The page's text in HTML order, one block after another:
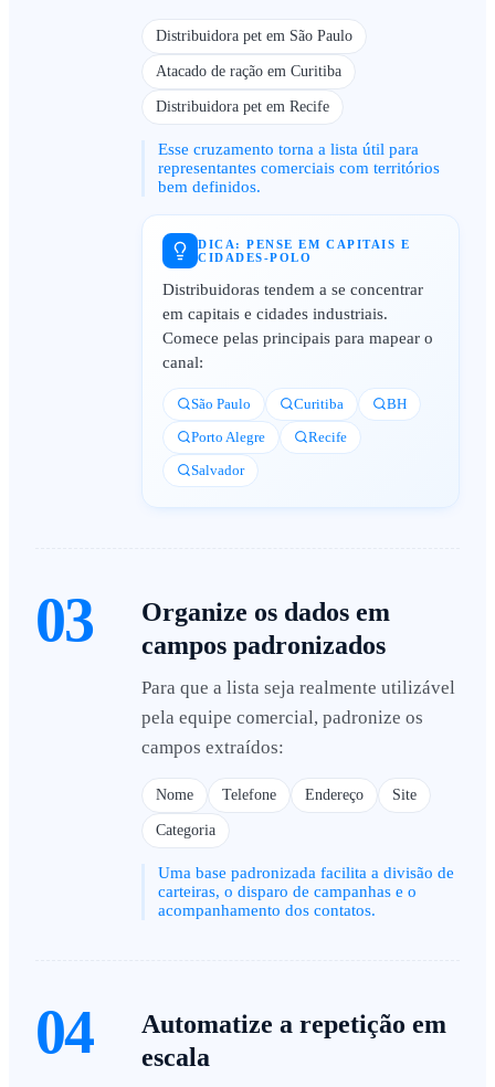
Distribuidora pet em São Paulo
Atacado de ração em Curitiba
Distribuidora pet em Recife
Esse cruzamento torna a lista útil para
representantes comerciais com territórios
bem definidos.
DICA: PENSE EM CAPITAIS E
CIDADES-POLO
Distribuidoras tendem a se concentrar
em capitais e cidades industriais.
Comece pelas principais para mapear o
canal:
São Paulo Curitiba
BH
Porto Alegre
Recife
Salvador
03
Organize os dados em
campos padronizados
Para que a lista seja realmente utilizável
pela equipe comercial, padronize os
campos extraídos:
Nome Telefone Endereço Site
Categoria
Uma base padronizada facilita a divisão de
carteiras, o disparo de campanhas e o
acompanhamento dos contatos.
04
Automatize a repetição em
escala